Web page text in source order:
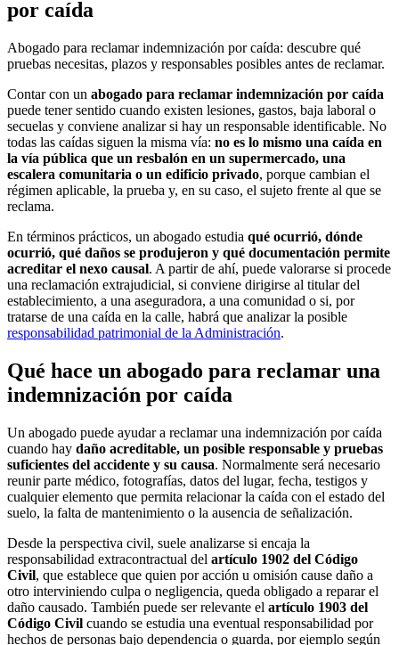
por caída
Abogado para reclamar indemnización por caída: descubre qué
pruebas necesitas, plazos y responsables posibles antes de reclamar.
Contar con un abogado para reclamar indemnización por caída
puede tener sentido cuando existen lesiones, gastos, baja laboral o
secuelas y conviene analizar si hay un responsable identificable. No
todas las caídas siguen la misma vía: no es lo mismo una caída en
la vía pública que un resbalón en un supermercado, una
escalera comunitaria o un edificio privado, porque cambian el
régimen aplicable, la prueba y, en su caso, el sujeto frente al que se
reclama.
En términos prácticos, un abogado estudia qué ocurrió, dónde
ocurrió, qué daños se produjeron y qué documentación permite
acreditar el nexo causal. A partir de ahí, puede valorarse si procede
una reclamación extrajudicial, si conviene dirigirse al titular del
establecimiento, a una aseguradora, a una comunidad o si, por
tratarse de una caída en la calle, habrá que analizar la posible
responsabilidad patrimonial de la Administración.
Qué hace un abogado para reclamar una
indemnización por caída
Un abogado puede ayudar a reclamar una indemnización por caída
cuando hay daño acreditable, un posible responsable y pruebas
suficientes del accidente y su causa. Normalmente será necesario
reunir parte médico, fotografías, datos del lugar, fecha, testigos y
cualquier elemento que permita relacionar la caída con el estado del
suelo, la falta de mantenimiento o la ausencia de señalización.
Desde la perspectiva civil, suele analizarse si encaja la
responsabilidad extracontractual del artículo 1902 del Código
Civil, que establece que quien por acción u omisión cause daño a
otro interviniendo culpa o negligencia, queda obligado a reparar el
daño causado. También puede ser relevante el artículo 1903 del
Código Civil cuando se estudia una eventual responsabilidad por
hechos de personas bajo dependencia o guarda, por ejemplo según